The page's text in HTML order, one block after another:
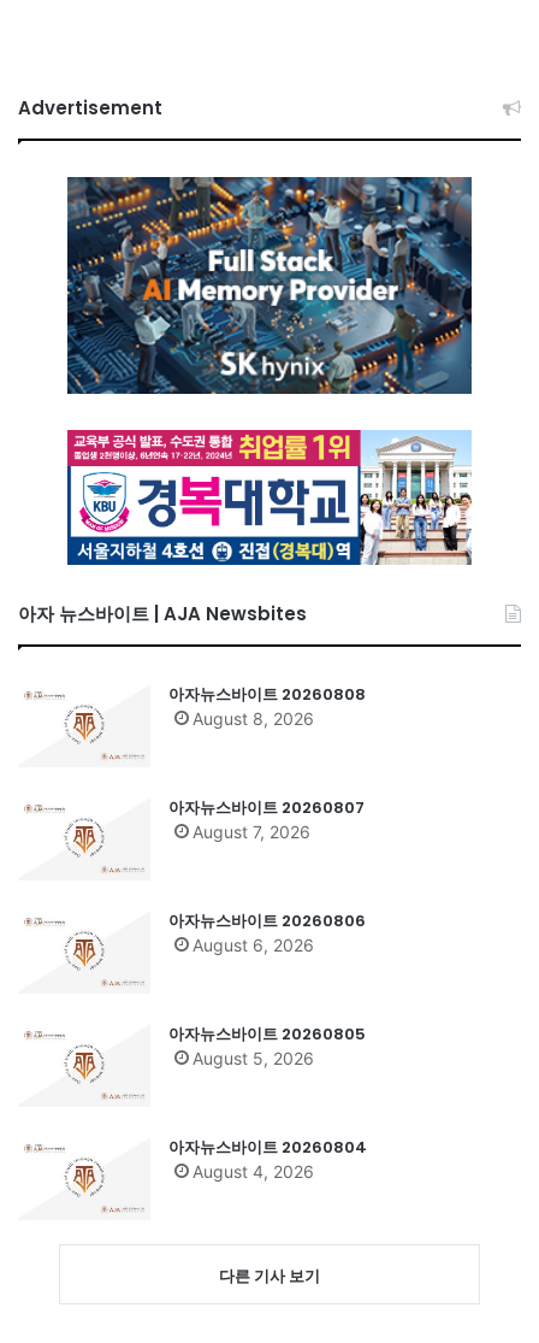
Advertisement
아자 뉴스바이트 | AJA Newsbites
아자뉴스바이트 20260808
August 8, 2026
아자뉴스바이트 20260807
August 7, 2026
아자뉴스바이트 20260806
August 6, 2026
아자뉴스바이트 20260805
August 5, 2026
아자뉴스바이트 20260804
August 4, 2026
다른 기사 보기